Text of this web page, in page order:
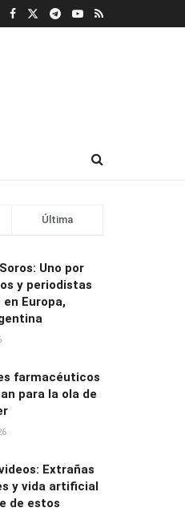
Última
Uno por
y periodistas
Europa,
farmacéuticos
para la ola de
Extrañas
y vida artificial
de estos